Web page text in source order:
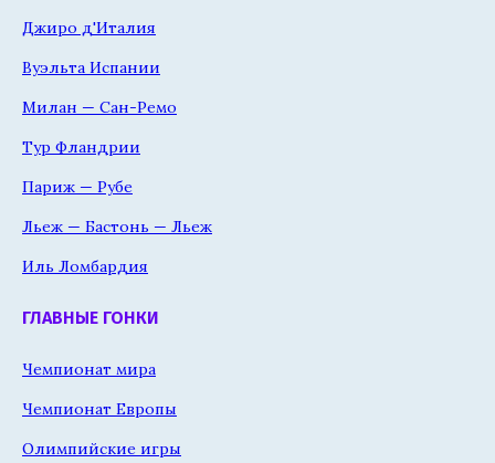
Джиро д'Италия
Вуэльта Испании
Милан — Сан-Ремо
Тур Фландрии
Париж — Рубе
Льеж — Бастонь — Льеж
Иль Ломбардия
ГЛАВНЫЕ ГОНКИ
Чемпионат мира
Чемпионат Европы
Олимпийские игры